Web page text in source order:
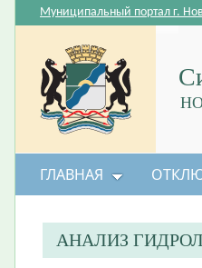
Муниципальный портал г.
ГЛАВНАЯ
АНАЛИЗ